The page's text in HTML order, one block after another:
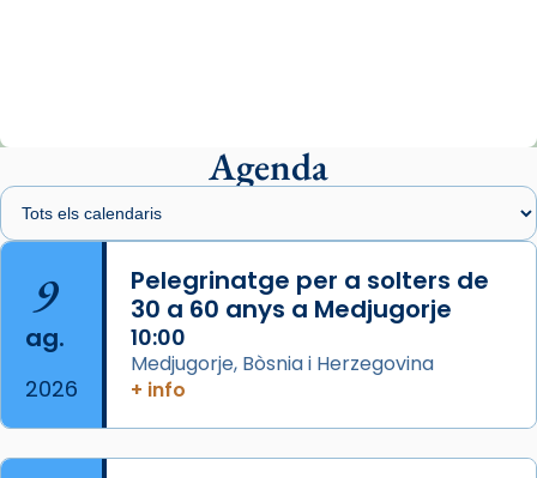
presidit aquest 27 de juliol la missa de Les
Santes de Mataró.
🔗
📸 J. Merino
Photo
View on Facebook ·
de Barcelona.
2 weeks ago
Agenda
9
ag.
2026
Pelegrinatge per a solters de
30 a 60 anys a Medjugorje
10:00
Medjugorje, Bòsnia i Herzegovina
+ info